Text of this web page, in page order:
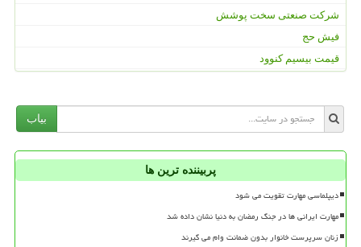
شرکت صنعتی سخت پوشش
فیش حج
قیمت بیسیم کنوود
بیاب
پربیننده ترین ها
دیپلماسی مهارت تقویت می شود
مهارت ایرانی ها در جنگ رمضان به دنیا نشان داده شد
زنان سرپرست خانوار بدون ضمانت وام می گیرند